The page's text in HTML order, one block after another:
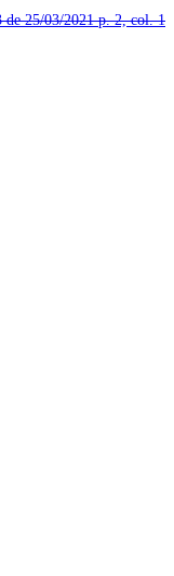
de 25/03/2021p. 2, col. 1